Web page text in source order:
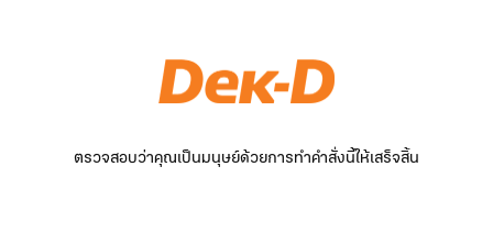
ตรวจสอบว่าคุณเป็นมนุษย์ด้วยการทำคำสั่งนี้ให้เสร็จสิ้น